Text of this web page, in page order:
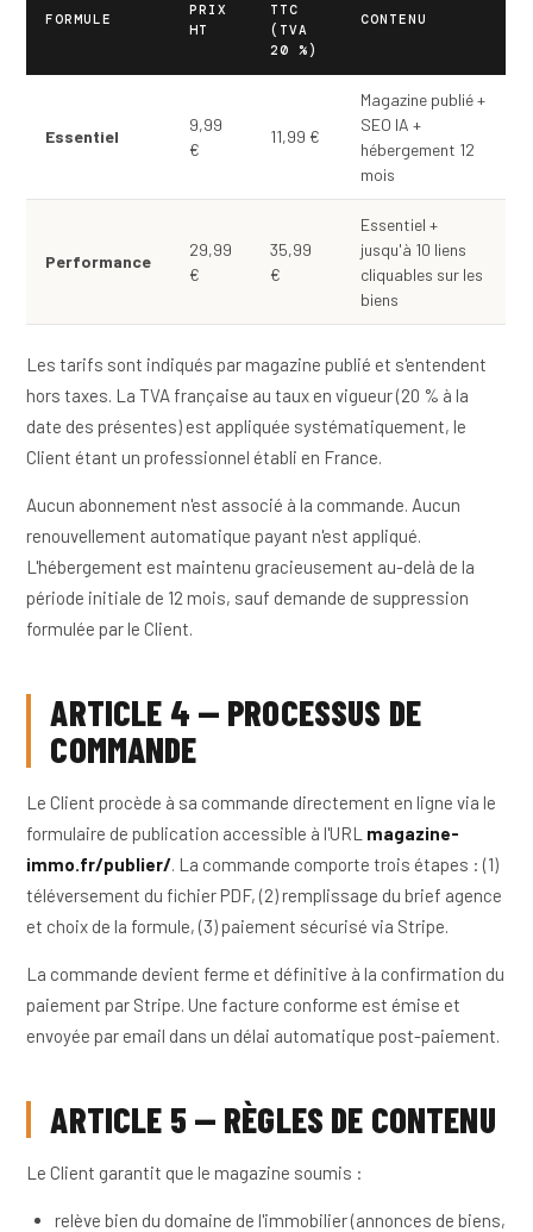
FORMULE
PRIX
HT
TTC
(TVA
20 %)
CONTENU
Essentiel
9,99
€
11,99 €
Magazine publié +
SEO IA +
hébergement 12
mois
Performance
29,99
€
35,99
€
Essentiel +
jusqu'à 10 liens
cliquables sur les
biens
Les tarifs sont indiqués par magazine publié et s'entendent
hors taxes. La TVA française au taux en vigueur (20 % à la
date des présentes) est appliquée systématiquement, le
Client étant un professionnel établi en France.
Aucun abonnement n'est associé à la commande. Aucun
renouvellement automatique payant n'est appliqué.
L'hébergement est maintenu gracieusement au-delà de la
période initiale de 12 mois, sauf demande de suppression
formulée par le Client.
ARTICLE 4 — PROCESSUS DE
COMMANDE
Le Client procède à sa commande directement en ligne via le
formulaire de publication accessible à l'URL magazine-
immo.fr/publier/. La commande comporte trois étapes : (1)
téléversement du fichier PDF, (2) remplissage du brief agence
et choix de la formule, (3) paiement sécurisé via Stripe.
La commande devient ferme et définitive à la confirmation du
paiement par Stripe. Une facture conforme est émise et
envoyée par email dans un délai automatique post-paiement.
ARTICLE 5 — RÈGLES DE CONTENU
Le Client garantit que le magazine soumis :
relève bien du domaine de l'immobilier (annonces de biens,